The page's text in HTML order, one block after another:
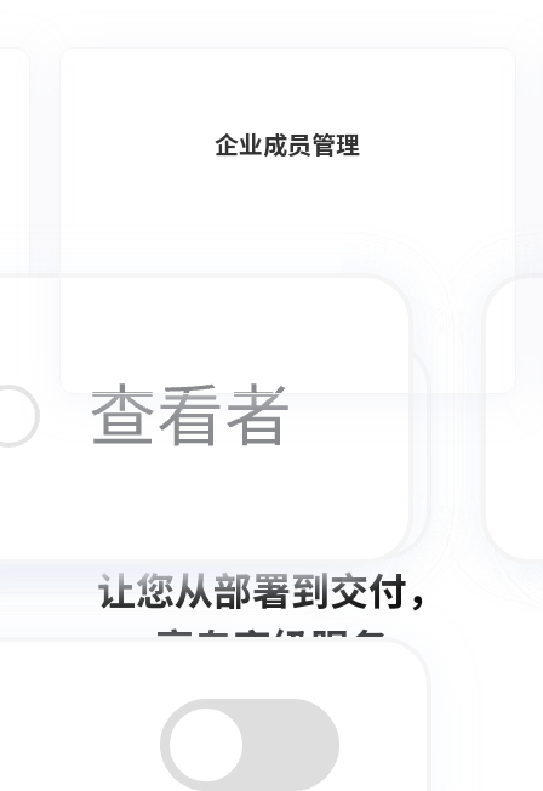
企业成员管理
让您从部署到交付，
享专家级服务
需求调研